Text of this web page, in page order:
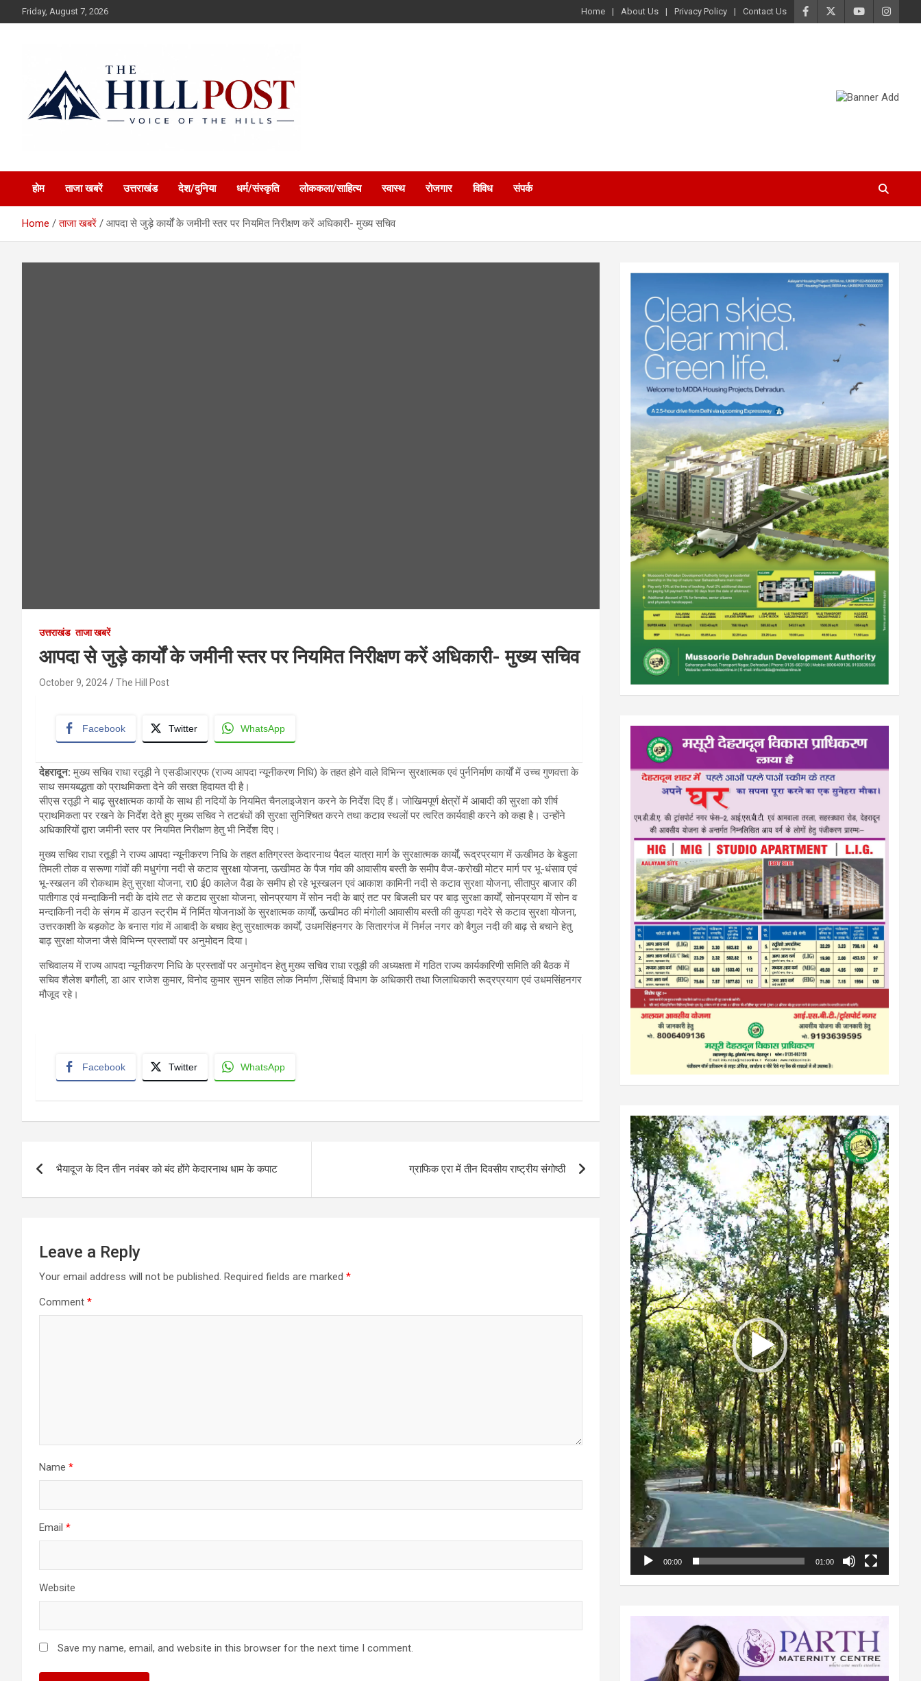
to
Friday, August 7, 2026 Home About Us Privacy Policy Contact Us
The Hillpost
होम ताजा खबरें उत्तराखंड देश/दुनिया धर्म/संस्कृति लोककला/साहित्य स्वास्थ रोजगार विविध संपर्क
Home ताजा खबरें आपदा से जुड़े कार्यों के जमीनी स्तर पर नियमित निरीक्षण करें अधिकारी- मुख्य सचिव
उत्तराखंड ताजा खबरें
आपदा से जुड़े कार्यों के जमीनी स्तर पर नियमित निरीक्षण करें अधिकारी- मुख्य सचिव
October 9, 2024 The Hill Post
Facebook Twitter WhatsApp
देहरादून:मुख्य सचिव राधा रतूड़ी ने एसडीआरएफ (राज्य आपदा न्यूनीकरण निधि) के तहत होने वाले विभिन्न सुरक्षात्मक एवं पुर्ननिर्माण कार्यों में उच्च गुणवत्ता के
साथ समयबद्धता को प्राथमिकता देने की सख्त हिदायत दी है।
सीएस रतूड़ी ने बाढ़ सुरक्षात्मक कार्यो के साथ ही नदियों के नियमित चैनलाइजेशन करने के निर्देश दिए हैं। जोखिमपूर्ण क्षेत्रों में आबादी की सुरक्षा को शीर्ष
प्राथमिकता पर रखने के निर्देश देते हुए मुख्य सचिव ने तटबंधों की सुरक्षा सुनिश्चित करने तथा कटाव स्थलों पर त्वरित कार्यवाही करने को कहा है। उन्होंने
अधिकारियों द्वारा जमीनी स्तर पर नियमित निरीक्षण हेतु भी निर्देश दिए।
मुख्य सचिव राधा रतूड़ी ने राज्य आपदा न्यूनीकरण निधि के तहत क्षतिग्रस्त केदारनाथ पैदल यात्रा मार्ग के सुरक्षात्मक कार्यों, रूद्रप्रयाग में ऊखीमठ के बेडुला
तिमली तोक व सरूणा गांवों की मधुगंगा नदी से कटाव सुरक्षा योजना, ऊखीमठ के पैज गांव की आवासीय बस्ती के समीप वैज-करोखी मोटर मार्ग पर भू-धंसाव एवं
भू-स्खलन की रोकथाम हेतु सुरक्षा योजना, रा0 ई0 कालेज वैडा के समीप हो रहे भूस्खलन एवं आकाश कामिनी नदी से कटाव सुरक्षा योजना, सीतापुर बाजार की
पातीगाड एवं मन्दाकिनी नदी के दांये तट से कटाव सुरक्षा योजना, सोनप्रयाग में सोन नदी के बाएं तट पर बिजली घर पर बाढ़ सुरक्षा कार्यों, सोनप्रयाग में सोन व
मन्दाकिनी नदी के संगम में डाउन स्ट्रीम में निर्मित योजनाओं के सुरक्षात्मक कार्यों, ऊखीमठ की मंगोली आवासीय बस्ती की कुपडा गदेरे से कटाव सुरक्षा योजना,
उत्तरकाशी के बड़कोट के बनास गांव में आबादी के बचाव हेतु सुरक्षात्मक कार्यों, उधमसिंहनगर के सितारगंज में निर्मल नगर को बैगुल नदी की बाढ़ से बचाने हेतु
बाढ़ सुरक्षा योजना जैसे विभिन्न प्रस्तावों पर अनुमोदन दिया।
सचिवालय में राज्य आपदा न्यूनीकरण निधि के प्रस्तावों पर अनुमोदन हेतु मुख्य सचिव राधा रतूड़ी की अध्यक्षता में गठित राज्य कार्यकारिणी समिति की बैठक में
सचिव शैलेश बगौली, डा आर राजेश कुमार, विनोद कुमार सुमन सहित लोक निर्माण ,सिंचाई विभाग के अधिकारी तथा जिलाधिकारी रूद्रप्रयाग एवं उधमसिंहनगर
मौजूद रहे।
Facebook Twitter WhatsApp
navigation
भैयादूज के दिन तीन नवंबर को बंद होंगे केदारनाथ धाम के कपाट ग्राफिक एरा में तीन दिवसीय राष्ट्रीय संगोष्ठी
Leave a Reply
Your email address will not be published. Required fields are marked *
Comment *
Name *
Email *
Website
Save my name, email, and website in this browser for the next time I comment.
Video
Player
00:00 01:00